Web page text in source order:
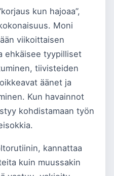
kun hajoaa”,
Moni
viikoittaisen
ehkäisee tyypilliset
tiivisteiden
äänet ja
Kun havainnot
kohdistamaan työn
kannattaa
kuin muussakin